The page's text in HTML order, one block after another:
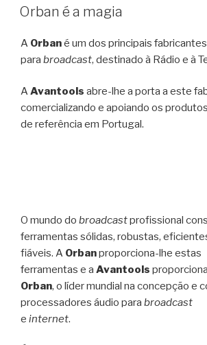
EM
Orban é a magia
A Orbané um dos principais
para broadcast, destinado à Rádio e à
AAvantools abre-lhe a porta a este
comercializando e apoiando os
de referência em Portugal.
O mundo do broadcastprofissional
ferramentas sólidas, robustas,
fiáveis. A Orbanproporciona-lhe estas
ferramentas e a Avantools
Orban, o líder mundial na concepção e
processadores áudio para broadcast
e internet.